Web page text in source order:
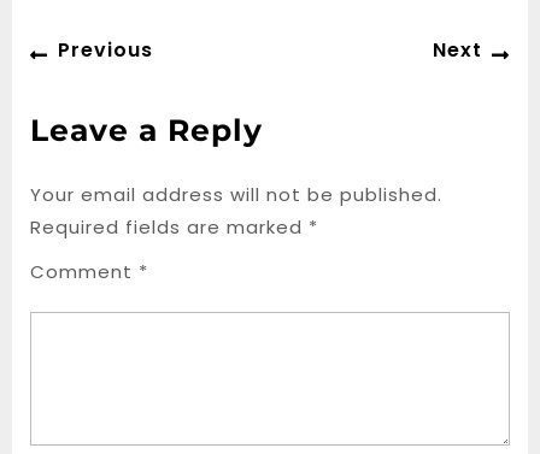
Post
navigation
Previous Next
Leave a Reply
Your email address will not be published.
Required fields are marked *
Comment *